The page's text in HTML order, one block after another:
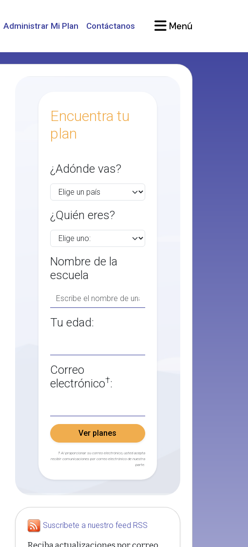
Administrar Mi Plan Contáctanos Menú
Encuentra tu
plan
¿Adónde vas?
¿Quién eres?
Nombre de la
escuela
Tu edad:
Correo
electrónico†:
Ver planes
† Al proporcionar su correo electrónico, usted acepta
recibir comunicaciones por correo electrónico de nuestra
parte.
Suscríbete a nuestro feed RSS